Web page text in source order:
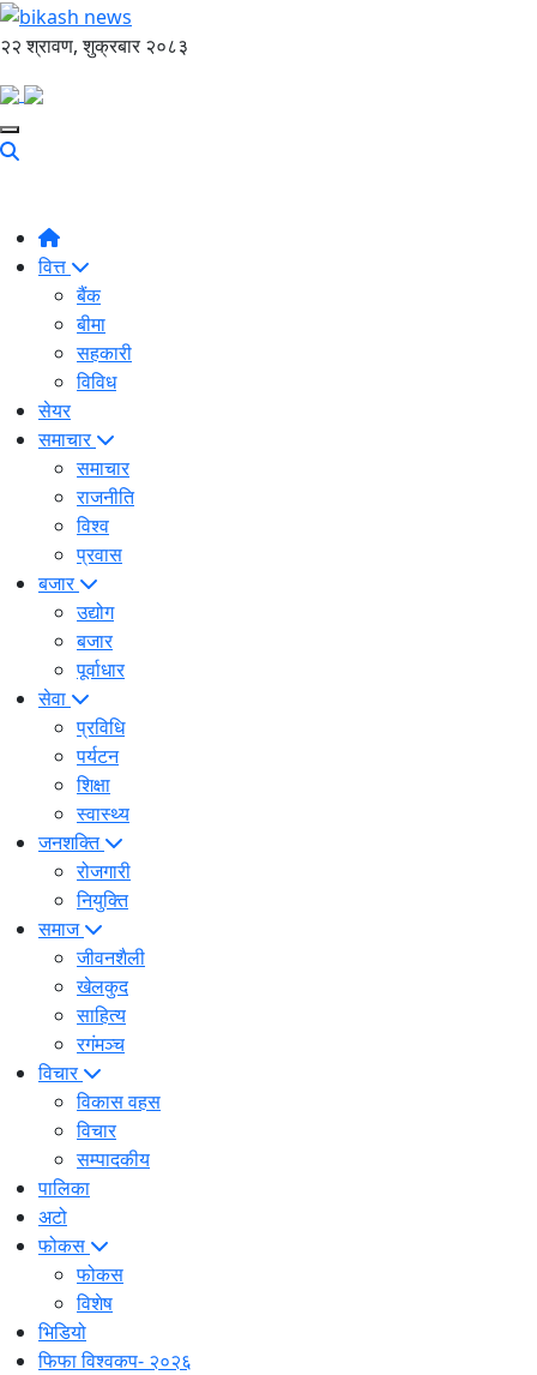
२२ श्रावण, शुक्रबार २०८३
वित्त
बैंक
बीमा
सहकारी
विविध
सेयर
समाचार
समाचार
राजनीति
विश्व
प्रवास
बजार
उद्योग
बजार
पूर्वाधार
सेवा
प्रविधि
पर्यटन
शिक्षा
स्वास्थ्य
जनशक्ति
रोजगारी
नियुक्ति
समाज
जीवनशैली
खेलकुद
साहित्य
रगंमञ्च
विचार
विकास वहस
विचार
सम्पादकीय
पालिका
अटो
फोकस
फोकस
विशेष
भिडियो
फिफा विश्वकप- २०२६